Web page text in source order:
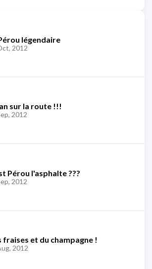
légendaire
2012
sur la route !!!
2012
Pérou l'asphalte ???
2012
fraises et du champagne !
2012